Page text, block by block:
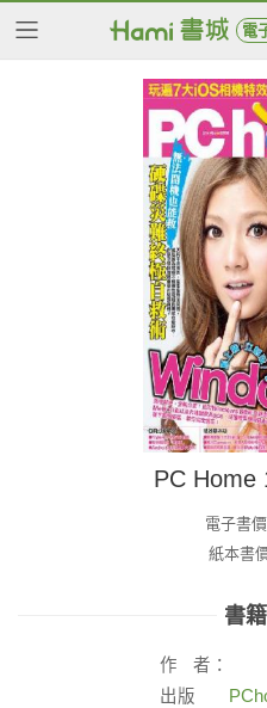
電
PC Home
電子書價
紙本書
書
作
者：
出版